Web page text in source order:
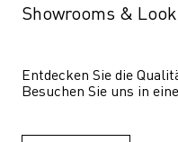
Showrooms &
Entdecken Sie die
Besuchen Sie uns in